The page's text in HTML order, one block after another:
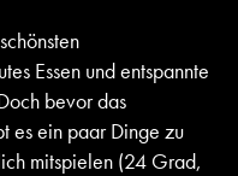
Essen und entspannte
bevor das
es ein paar Dinge zu
mitspielen (24 Grad,